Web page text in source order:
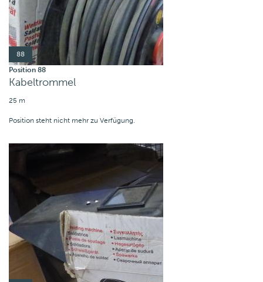
88
Position 88
Kabeltrommel
25 m
Position steht nicht mehr zu Verfügung.